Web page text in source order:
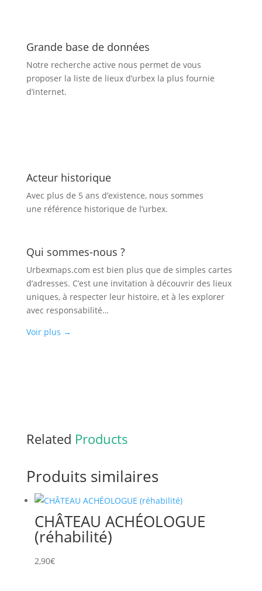
Grande base de données
Notre recherche active nous permet de vous
proposer la liste de lieux d’urbexla plus fournie
d’internet.
Acteur historique
Avec plus de 5 ans d’existence, nous sommes
une référence historique de l’urbex.
Qui sommes-nous ?
Urbexmaps.com est bien plus que de simples cartes
d’adresses. C’est une invitation à découvrir des lieux
uniques, à respecter leur histoire, et à les explorer
avec responsabilité…
Voir plus →
Related Products
Produits similaires
CHÂTEAU ACHÉOLOGUE
(réhabilité)
2,90€